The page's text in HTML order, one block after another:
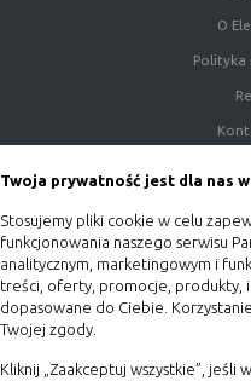
Twoja prywatność jest dla nas
Stosujemy pliki cookie w celu
funkcjonowania naszego serwisu
analitycznym, marketingowym i
treści, oferty, promocje, produkty,
dopasowane do Ciebie.
Twojej zgody.
Kliknij „Zaakceptuj wszystkie”, jeśli
O
Polityka